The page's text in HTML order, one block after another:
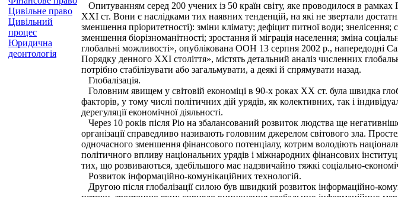
Цивільне право
Цивільний
процес
Юридична
деонтологія
Опитуванням серед 200 учених із 50 країн світу, яке проводилося в
XXI ст. Вони є наслідками тих наявних тенденцій, на які не звертали
зменшення пріоритетності): зміни клімату; дефіцит питної води;
зменшення біорізноманітності; зростання й міграція населення; зміна
глобальні можливості», опублікована ООН 13 серпня 2002 р., напередодні
Порядку денного XXI століття», містять детальний аналіз численних
потрібно стабілізувати або загальмувати, а деякі й спрямувати назад.
Глобалізація.
Головним явищем у світовій економіці в 90-х роках XX ст. була швидка
факторів, у тому числі політичних дій урядів, як колективних, так і
дерегуляції економічної діяльності.
Через 10 років після Ріо на збалансований розвиток людства ще
організації справедливо називають головним джерелом світового зла.
одночасного зменшення фінансового потенціалу, котрим володіють
політичного впливу національних урядів і міжнародних фінансових
тих, що розвиваються, здебільшого має надзвичайно тяжкі соціально-
Розвиток інформаційно-комунікаційних технологій.
Другою після глобалізації силою був швидкий розвиток інформаційно-